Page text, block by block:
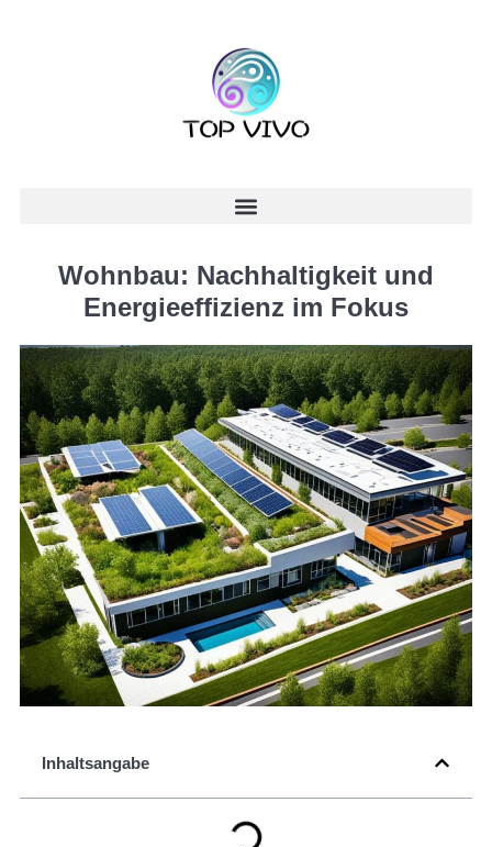
Wohnbau: Nachhaltigkeit und
Energieeffizienz im Fokus
Inhaltsangabe